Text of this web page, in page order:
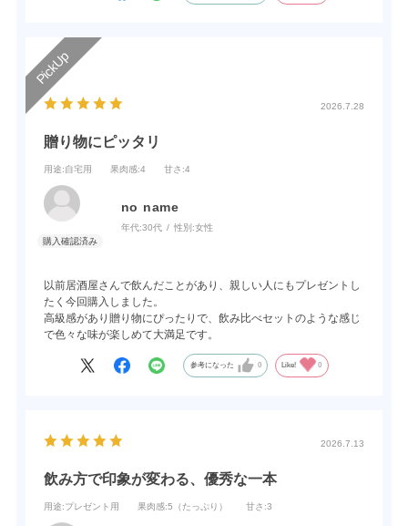
2026.7.28
贈り物にピッタリ
用途:自宅用 果肉感:4 甘さ :4
no name
年代:30代 性別:女性
以前居酒屋さんで飲んだことがあり、親しい人にもプレゼントし
たく今回購入しました。
高級感があり贈り物にぴったりで、飲み比べセットのような感じ
で色々な味が楽しめて大満足です。
参考になった 0 Like! 0
2026.7.13
飲み方で印象が変わる、優秀な一本
用途:プレゼント用 果肉感:5（たっぷり） 甘さ :3